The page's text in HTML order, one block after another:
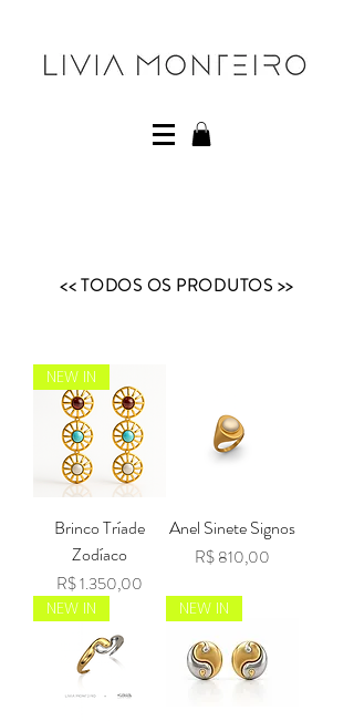
<< TODOS OS PRODUTOS >>
NEW IN
Brinco Tríade
Zodíaco
Preço
R$ 1.350,00
Anel Sinete Signos
Preço
R$ 810,00
NEW IN NEW IN